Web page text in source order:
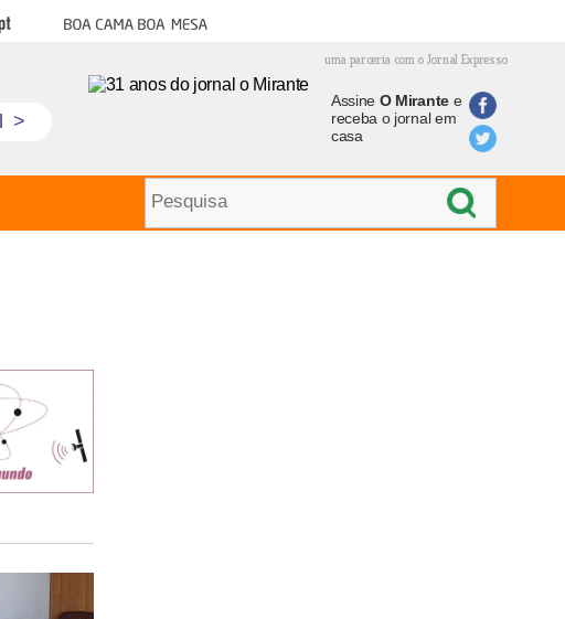
Boa cama boa mesa
uma parceria com o Jornal Expresso
>
Assine O Mirantee
receba o jornal em
casa